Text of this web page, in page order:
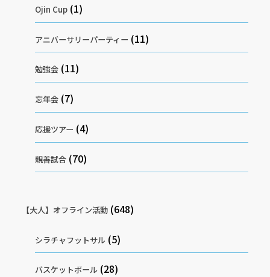
Ojin Cup (1)
アニバーサリーパーティー (11)
勉強会 (11)
忘年会 (7)
応援ツアー (4)
親善試合 (70)
【大人】オフライン活動(648)
シラチャフットサル (5)
バスケットボール (28)